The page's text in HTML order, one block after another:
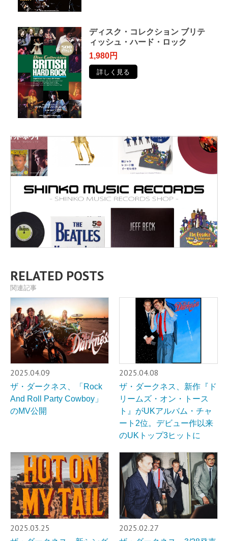
ディスク・コレクション ブリテ
ィッシュ・ハード・ロック
1,980円
詳しく見る
RELATED POSTS
関連記事
2025.04.09
ザ・ダークネス、「Rock
And Roll Party Cowboy」
のMV公開
2025.04.08
ザ・ダークネス、新作『ド
リームズ・オン・トース
ト』がUKアルバム・チャ
ート2位。デビュー作以来
のUKトップ3ヒットに
2025.03.25 2025.02.27